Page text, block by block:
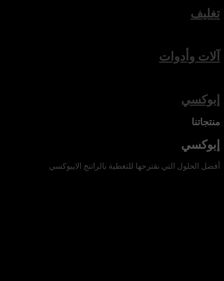
تغليف
آلات وأدوات
إبوكسي
منتجاتنا
إبوكسي
أفضل الحلول التي نقترحها للتغطية بالراتنج الايبوكسي